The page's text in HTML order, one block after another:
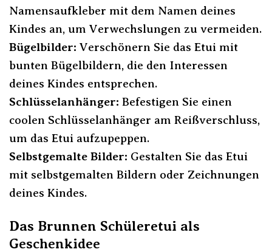
Namensaufkleber mit dem Namen deines
Kindes an, um Verwechslungen zu vermeiden.
Bügelbilder: Verschönern Sie das Etui mit
bunten Bügelbildern, die den Interessen
deines Kindes entsprechen.
Schlüsselanhänger: Befestigen Sie einen
coolen Schlüsselanhänger am Reißverschluss,
um das Etui aufzupeppen.
Selbstgemalte Bilder: Gestalten Sie das Etui
mit selbstgemalten Bildern oder Zeichnungen
deines Kindes.
Das Brunnen Schüleretui als
Geschenkidee